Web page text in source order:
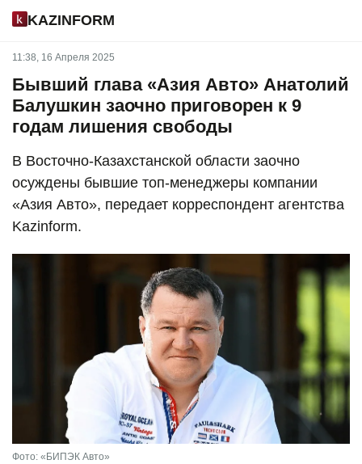
KAZINFORM
11:38, 16 Апреля 2025
Бывший глава «Азия Авто» Анатолий
Балушкин заочно приговорен к 9
годам лишения свободы
В Восточно-Казахстанской области заочно
осуждены бывшие топ-менеджеры компании
«Азия Авто», передает корреспондент агентства
Kazinform.
Фото: «БИПЭК Авто»